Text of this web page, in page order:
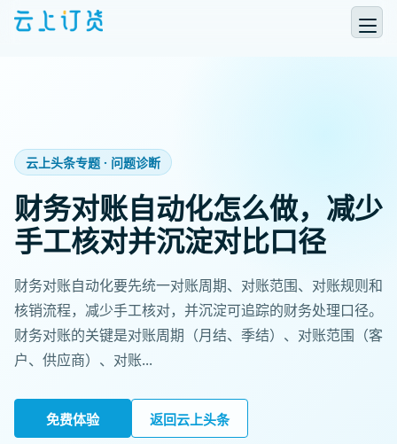
云上头条专题 · 问题诊断
财务对账自动化怎么做，减少
手工核对并沉淀对比口径
财务对账自动化要先统一对账周期、对账范围、对账规则和
核销流程，减少手工核对，并沉淀可追踪的财务处理口径。
财务对账的关键是对账周期（月结、季结）、对账范围（客
户、供应商）、对账...
免费体验 返回云上头条